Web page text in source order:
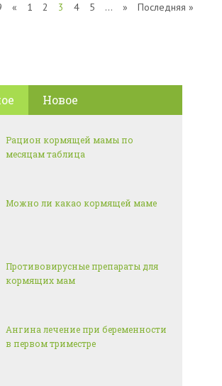
« 1 2 3 4 5 ... » Последняя »
Новое
Рацион кормящей мамы по
месяцам таблица
Можно ли какао кормящей маме
Противовирусные препараты для
кормящих мам
Ангина лечение при беременности
в первом триместре